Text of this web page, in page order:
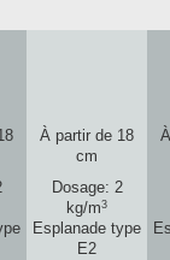
À partir de 18
cm
Dosage: 2
kg/m3
Esplanade type
E2